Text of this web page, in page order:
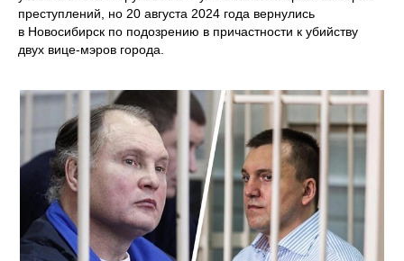
преступлений, но 20 августа 2024 года вернулись
в Новосибирск по подозрению в причастности к убийству
двух вице-мэров города.